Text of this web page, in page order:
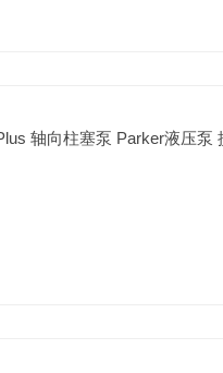
轴向柱塞泵 Parker液压泵